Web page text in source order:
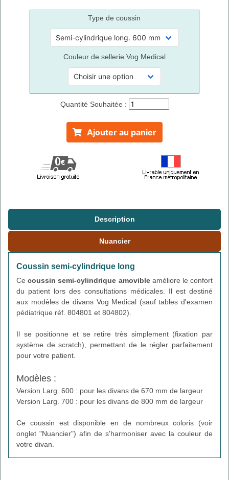
Type de coussin
Couleur de sellerie Vog Medical
Quantité Souhaitée :
Ajouter au panier
Description
Nuancier
Coussin semi-cylindrique long
Cecoussin semi-cylindrique amovibleaméliore le confort
du patient lors des consultations médicales. Il est destiné
aux modèles de divans Vog Medical (sauf tables d'examen
pédiatrique réf. 804801 et 804802).
Il se positionne et se retire très simplement (fixation par
système de scratch), permettant de le régler parfaitement
pour votre patient.
Modèles :
Version Larg. 600 : pour les divans de 670 mm de largeur
Version Larg. 700 : pour les divans de 800 mm de largeur
Ce coussin est disponible en de nombreux coloris (voir
onglet "Nuancier") afin de s'harmoniser avec la couleur de
votre divan.